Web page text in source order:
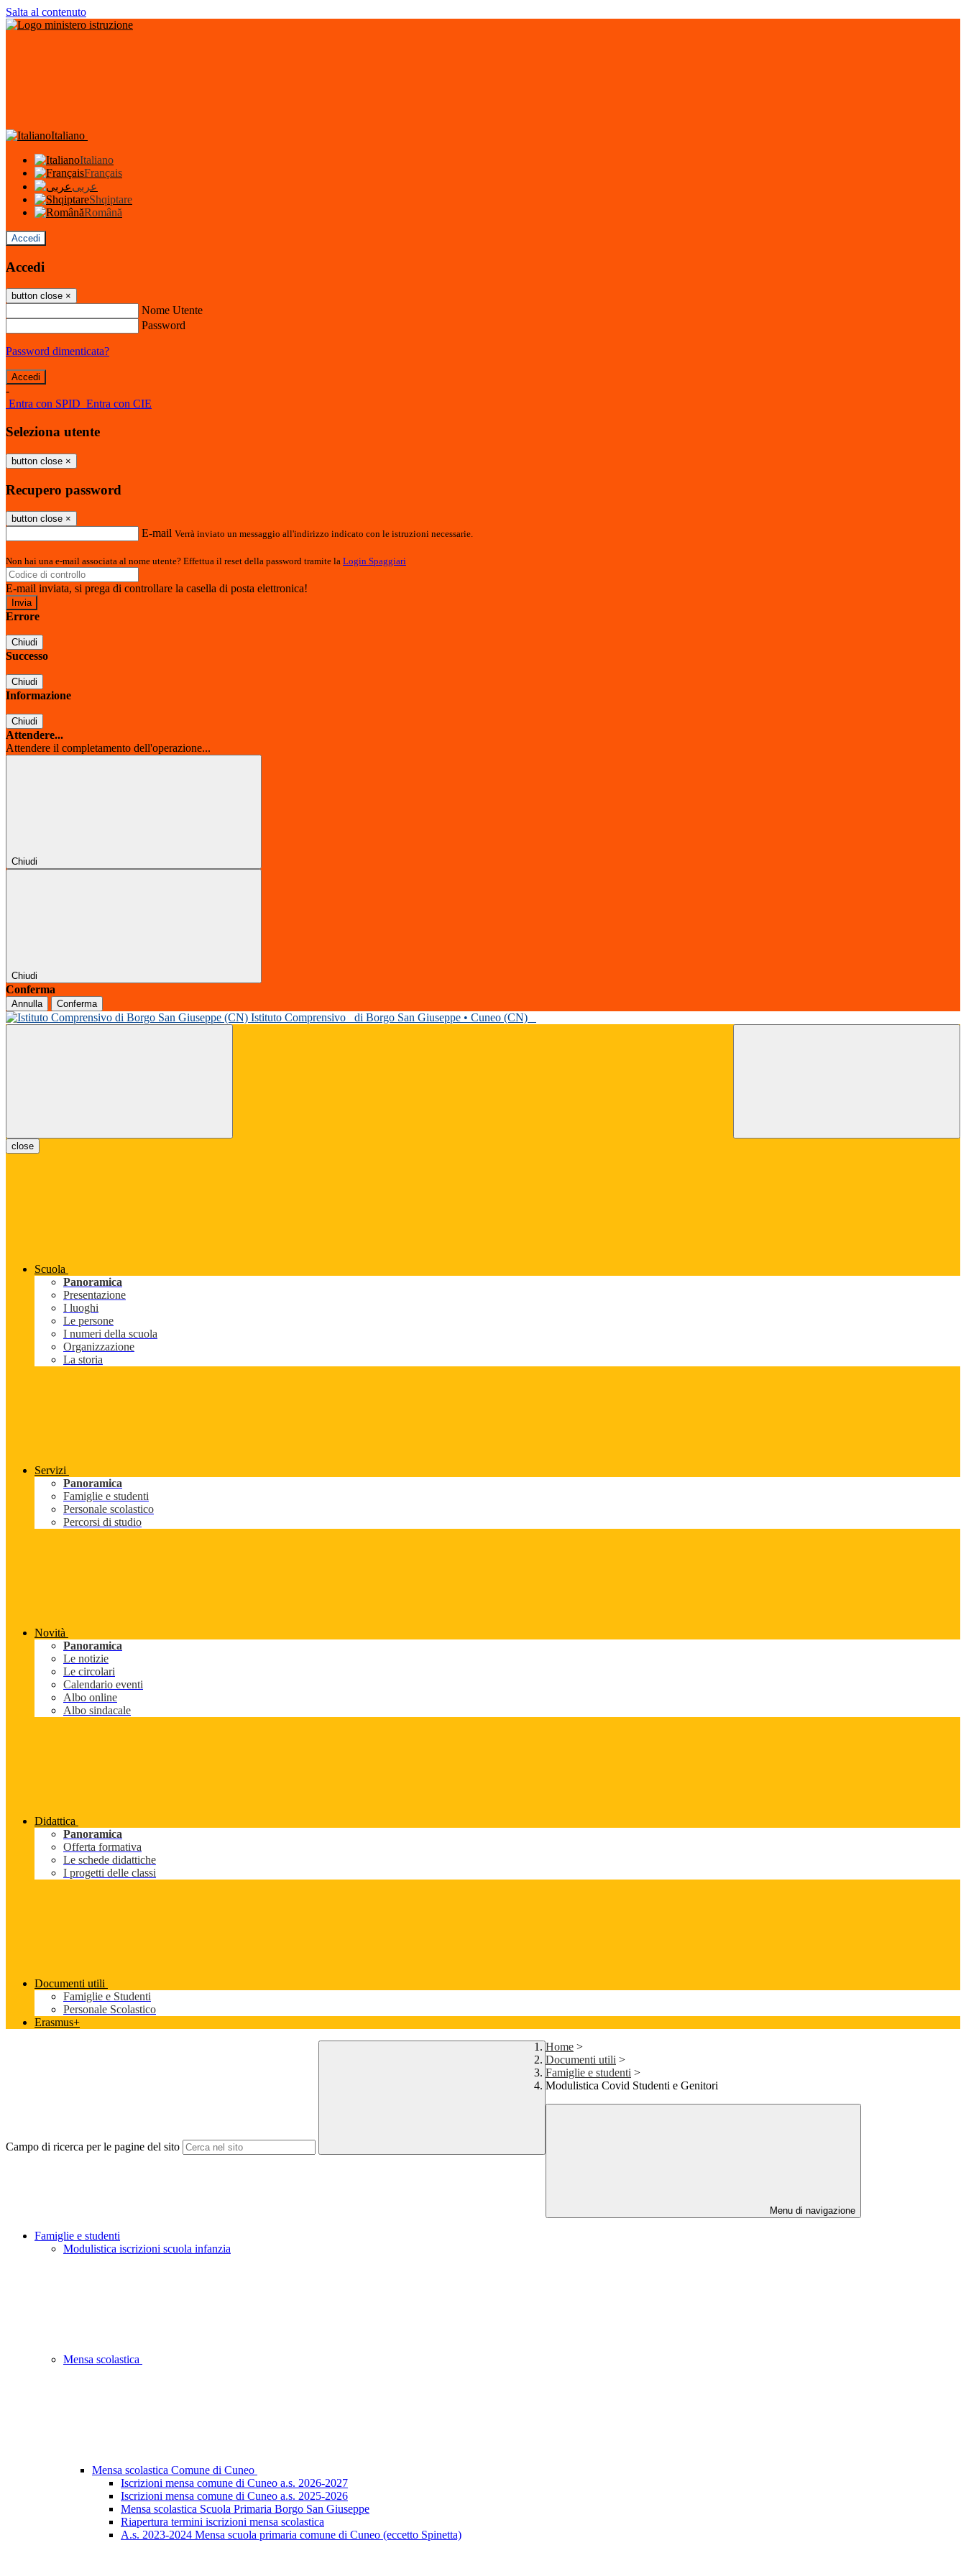
Salta al contenuto
Italiano
Italiano
Français
عربى
Shqiptare
Română
Accedi
Accedi
button close ×
Nome Utente
Password
Password dimenticata?
-
Entra con SPID Entra con CIE
Seleziona utente
button close ×
Recupero password
button close ×
E-mail Verrà inviato un messaggio all'indirizzo indicato con le istruzioni necessarie.
Non hai una e-mail associata al nome utente? Effettua il reset della password tramite la Login Spaggiari
E-mail inviata, si prega di controllare la casella di posta elettronica!
Errore
Chiudi
Successo
Chiudi
Informazione
Chiudi
Attendere...
Attendere il completamento dell'operazione...
Chiudi
Chiudi
Conferma
Annulla Conferma
Istituto Comprensivo di Borgo San Giuseppe • Cuneo (CN)
close
Scuola
Panoramica
Presentazione
I luoghi
Le persone
I numeri della scuola
Organizzazione
La storia
Servizi
Panoramica
Famiglie e studenti
Personale scolastico
Percorsi di studio
Novità
Panoramica
Le notizie
Le circolari
Calendario eventi
Albo online
Albo sindacale
Didattica
Panoramica
Offerta formativa
Le schede didattiche
I progetti delle classi
Documenti utili
Famiglie e Studenti
Personale Scolastico
Erasmus+
Campo di ricerca per le pagine del sito
Home >
Documenti utili >
Famiglie e studenti >
Modulistica Covid Studenti e Genitori
Menu di navigazione
Famiglie e studenti
Modulistica iscrizioni scuola infanzia
Mensa scolastica
Mensa scolastica Comune di Cuneo
Iscrizioni mensa comune di Cuneo a.s. 2026-2027
Iscrizioni mensa comune di Cuneo a.s. 2025-2026
Mensa scolastica Scuola Primaria Borgo San Giuseppe
Riapertura termini iscrizioni mensa scolastica
A.s. 2023-2024 Mensa scuola primaria comune di Cuneo (eccetto Spinetta)